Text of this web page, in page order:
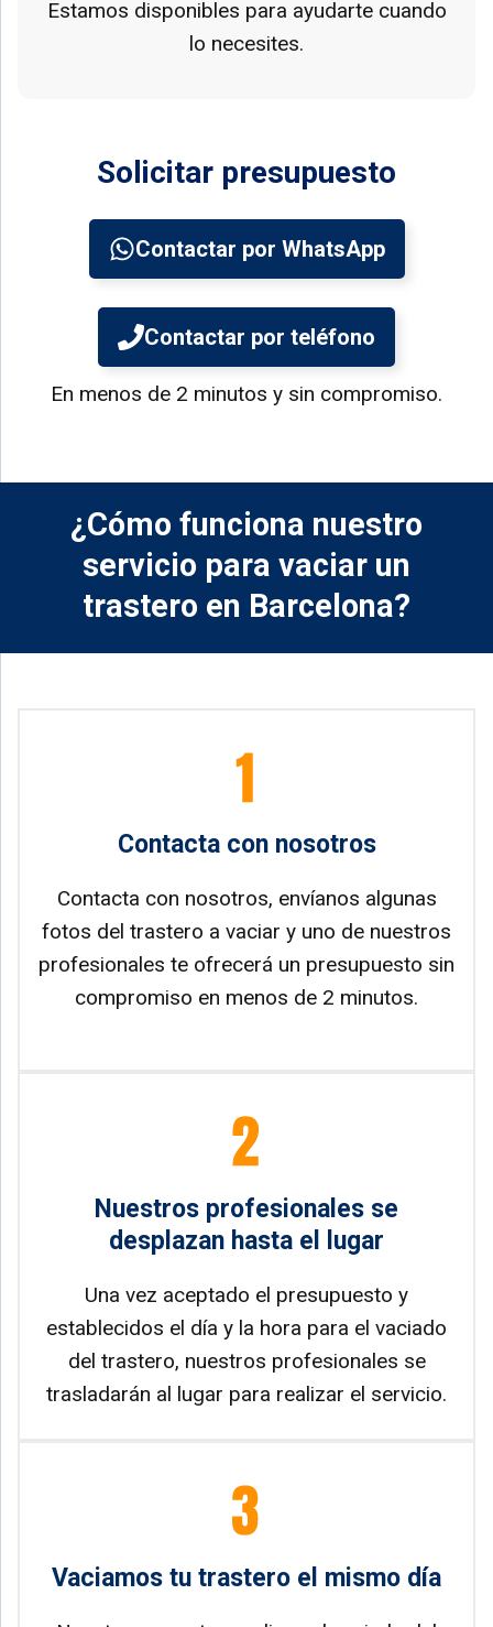
Estamos disponibles para ayudarte cuando
lo necesites.
Solicitar presupuesto
Contactar por WhatsApp
Contactar por teléfono
En menos de 2 minutos y sin compromiso.
¿Cómo funciona nuestro
servicio para vaciar un
trastero en Barcelona?
Contacta con nosotros
Contacta con nosotros, envíanos algunas
fotos del trastero a vaciar y uno de nuestros
profesionales te ofrecerá un presupuesto sin
compromiso en menos de 2 minutos.
Nuestros profesionales se
desplazan hasta el lugar
Una vez aceptado el presupuesto y
establecidos el día y la hora para el vaciado
del trastero, nuestros profesionales se
trasladarán al lugar para realizar el servicio.
Vaciamos tu trastero el mismo día